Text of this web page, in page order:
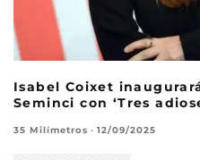
Isabel Coixet
Seminci con ‘Tres
35 Milímetros · 12/09/2025